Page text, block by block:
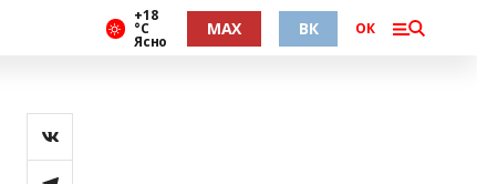
+18
°С
Ясно
MAX ВК ОК